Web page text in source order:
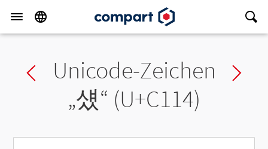
Previous char
Unicode-Zeichen
„섔“ (U+C114)